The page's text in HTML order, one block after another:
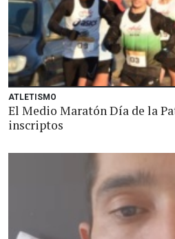
ATLETISMO
El Medio Maratón Día de la
inscriptos